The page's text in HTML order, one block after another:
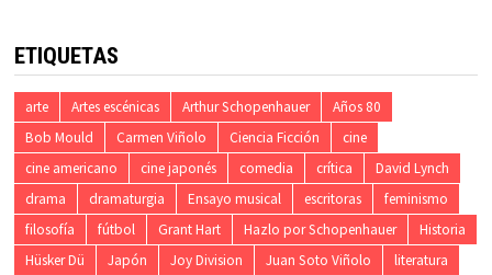
ETIQUETAS
arte Artes escénicas Arthur Schopenhauer
Años 80
Bob Mould
Carmen Viñolo Ciencia Ficción
cine
cine americano
cine japonés comedia crítica
David Lynch
drama
dramaturgia Ensayo musical escritoras
feminismo
filosofía
fútbol Grant Hart Hazlo por Schopenhauer
Historia
Hüsker Dü
Japón Joy Division Juan Soto Viñolo
literatura